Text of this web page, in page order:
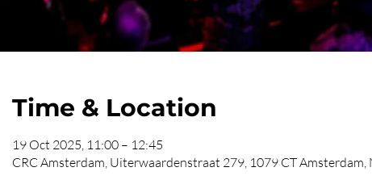
Time & Location
19 Oct 2025, 11:00 – 12:45
CRC Amsterdam, Uiterwaardenstraat 279, 1079 CT Amsterdam,